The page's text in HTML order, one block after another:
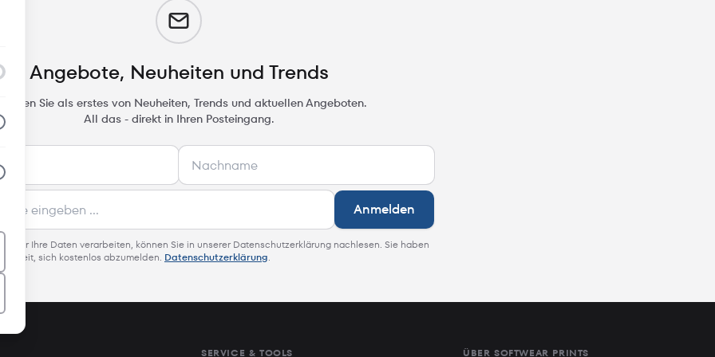
Angebote, Neuheiten und Trends
Sie als erstes von Neuheiten, Trends und aktuellen Angeboten.
All das - direkt in Ihren Posteingang.
Anmelden
wir Ihre Daten verarbeiten, können Sie in unserer Datenschutzerklärung nachlesen. Sie haben
sich kostenlos abzumelden. Datenschutzerklärung.
SERVICE & TOOLS ÜBER SOFTWEAR PRINTS